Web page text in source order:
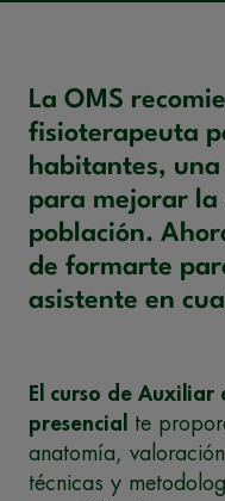
La OMS
fisioterapeuta
habitantes,
para mejorar la
población.
de formarte
asistente en
El curso de
presencial
te
anatomía,
técnicas y